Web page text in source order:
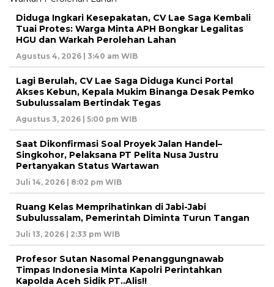
Diduga Ingkari Kesepakatan, CV Lae Saga Kembali
Tuai Protes: Warga Minta APH Bongkar Legalitas
HGU dan Warkah Perolehan Lahan
Agustus 4, 2026 | 3:40 am WIB
Lagi Berulah, CV Lae Saga Diduga Kunci Portal
Akses Kebun, Kepala Mukim Binanga Desak Pemko
Subulussalam Bertindak Tegas
Agustus 3, 2026 | 5:00 pm WIB
Saat Dikonfirmasi Soal Proyek Jalan Handel–
Singkohor, Pelaksana PT Pelita Nusa Justru
Pertanyakan Status Wartawan
Juli 14, 2026 | 8:02 pm WIB
Ruang Kelas Memprihatinkan di Jabi-Jabi
Subulussalam, Pemerintah Diminta Turun Tangan
Juli 13, 2026 | 2:33 pm WIB
Profesor Sutan Nasomal Penanggungnawab
Timpas Indonesia Minta Kapolri Perintahkan
Kapolda Aceh Sidik PT..Alis!!